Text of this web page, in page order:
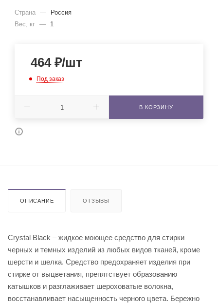
Страна —
Россия
Вес, кг — 1
464₽/шт
Под заказ
В КОРЗИНУ
ОПИСАНИЕ ОТЗЫВЫ
Crystal Black – жидкое моющее средство для стирки
черных и темных изделий из любых видов тканей, кроме
шерсти и шелка. Средство предохраняет изделия при
стирке от выцветания, препятствует образованию
катышков и разглаживает шероховатые волокна,
восстанавливает насыщенность черного цвета. Бережно